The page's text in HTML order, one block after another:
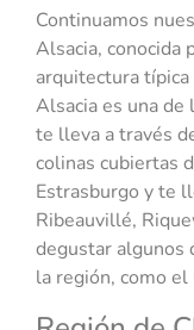
Continuamos
Alsacia, conocida
arquitectura
Alsacia es una de
te lleva a través
colinas cubiertas
Estrasburgo y te
Ribeauvillé,
degustar algunos
la región, como